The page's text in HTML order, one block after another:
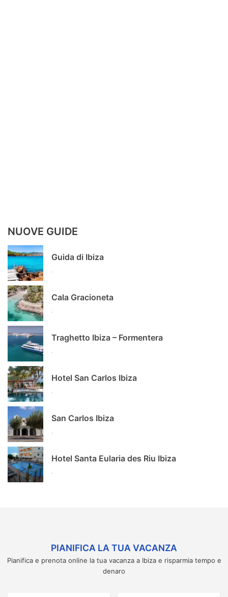
NUOVE GUIDE
Guida di Ibiza
Cala Gracioneta
Traghetto Ibiza – Formentera
Hotel San Carlos Ibiza
San Carlos Ibiza
Hotel Santa Eularia des Riu Ibiza
PIANIFICA LA TUA VACANZA
Pianifica e prenota online la tua vacanza a Ibiza e risparmia tempo e
denaro